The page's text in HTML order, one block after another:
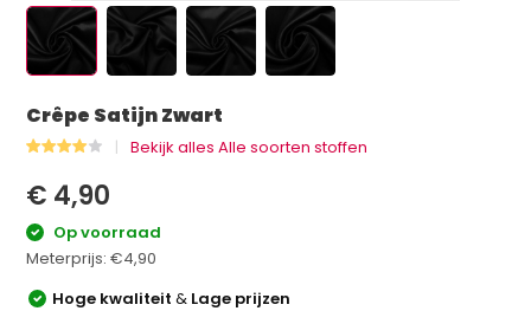
Crêpe Satijn Zwart
Bekijk alles Alle soorten stoffen
€ 4,90
Op voorraad
Meterprijs:€4,90
Hoge kwaliteit& Lage prijzen